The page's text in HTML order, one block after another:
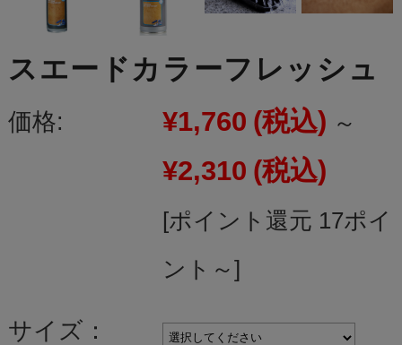
スエードカラーフレッシュ
価格: ¥1,760 (税込) ～
¥2,310 (税込)
[ポイント還元 17ポイ
ント～]
サイズ：